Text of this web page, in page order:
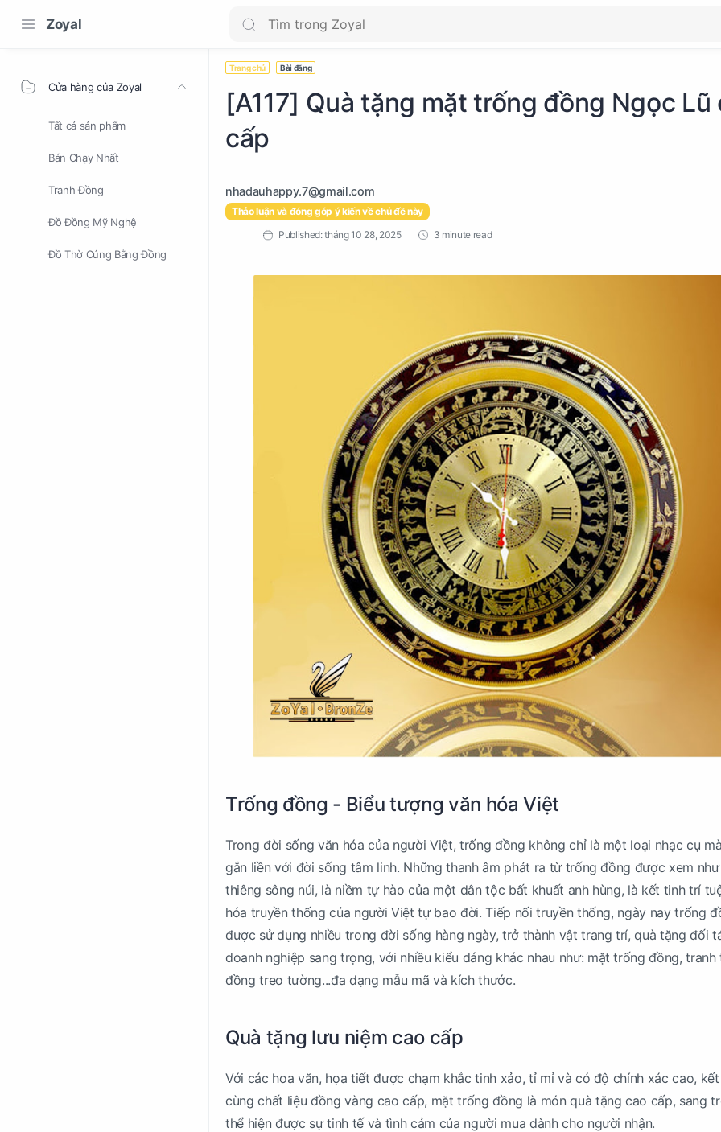
Zoyal
Cửa hàng của Zoyal
Tất cả sản phẩm
Bán Chạy Nhất
Tranh Đồng
Đồ Đồng Mỹ Nghệ
Đồ Thờ Cúng Bằng Đồng
Trang chủ Bài đăng
[A117] Quà tặng mặt trống đồng Ngọc Lũ
cấp
Thảo luận và đóng góp ý kiến về chủ đề này
3 minute read
Trống đồng - Biểu tượng văn hóa Việt
Trong đời sống văn hóa của người Việt, trống đồng không chỉ là một loại nhạc cụ
gắn liền với đời sống tâm linh. Những thanh âm phát ra từ trống đồng được xem
thiêng sông núi, là niềm tự hào của một dân tộc bất khuất anh hùng, là kết tinh trí
hóa truyền thống của người Việt tự bao đời. Tiếp nối truyền thống, ngày nay trống
được sử dụng nhiều trong đời sống hàng ngày, trở thành vật trang trí, quà tặng đối
doanh nghiệp sang trọng, với nhiều kiểu dáng khác nhau như: mặt trống đồng, tranh
đồng treo tường...đa dạng mẫu mã và kích thước.
Quà tặng lưu niệm cao cấp
Với các hoa văn, họa tiết được chạm khắc tinh xảo, tỉ mỉ và có độ chính xác cao,
cùng chất liệu đồng vàng cao cấp, mặt trống đồng là món quà tặng cao cấp, sang
thể hiện được sự tinh tế và tình cảm của người mua dành cho người nhận.